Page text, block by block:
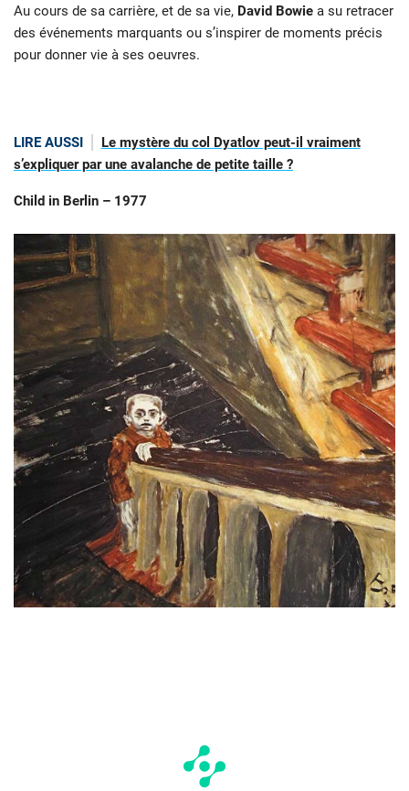
Au cours de sa carrière, et de sa vie, David Bowie a su retracer
des événements marquants ou s’inspirer de moments précis
pour donner vie à ses oeuvres.
LIRE AUSSI
Le mystère du col Dyatlov peut-il vraiment
s’expliquer par une avalanche de petite taille ?
Child in Berlin – 1977